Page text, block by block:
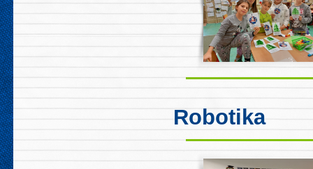
Robotika